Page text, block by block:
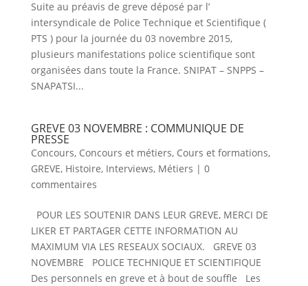
Suite au préavis de greve déposé par l’
intersyndicale de Police Technique et Scientifique (
PTS ) pour la journée du 03 novembre 2015,
plusieurs manifestations police scientifique sont
organisées dans toute la France. SNIPAT – SNPPS –
SNAPATSI...
GREVE 03 NOVEMBRE : COMMUNIQUE DE
PRESSE
Concours, Concours et métiers, Cours et formations,
GREVE, Histoire, Interviews, Métiers | 0
commentaires
POUR LES SOUTENIR DANS LEUR GREVE, MERCI DE
LIKER ET PARTAGER CETTE INFORMATION AU
MAXIMUM VIA LES RESEAUX SOCIAUX. GREVE 03
NOVEMBRE POLICE TECHNIQUE ET SCIENTIFIQUE
Des personnels en greve et à bout de souffle Les